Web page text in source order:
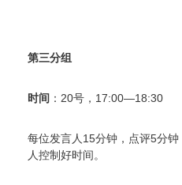
第三分组
时间 ：20号，17:00—18:30
每位发言人15分钟，点评5分
人控制好时间。